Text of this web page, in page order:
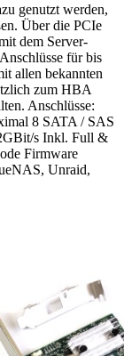
genutzt werden,
Über die PCIe
dem Server-
für bis
allen bekannten
zum HBA
Anschlüsse:
8 SATA / SAS
s Inkl. Full &
Firmware
Unraid,